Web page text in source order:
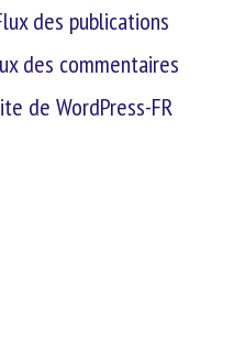
des publications
des commentaires
de WordPress-FR